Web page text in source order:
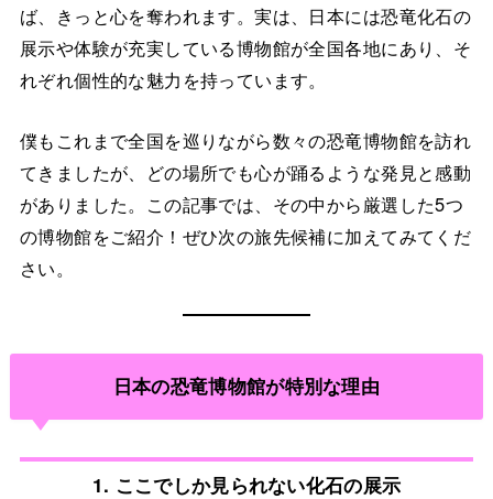
ば、きっと心を奪われます。実は、日本には恐竜化石の
展示や体験が充実している博物館が全国各地にあり、そ
れぞれ個性的な魅力を持っています。
僕もこれまで全国を巡りながら数々の恐竜博物館を訪れ
てきましたが、どの場所でも心が踊るような発見と感動
がありました。この記事では、その中から厳選した5つ
の博物館をご紹介！ぜひ次の旅先候補に加えてみてくだ
さい。
日本の恐竜博物館が特別な理由
1. ここでしか見られない化石の展示